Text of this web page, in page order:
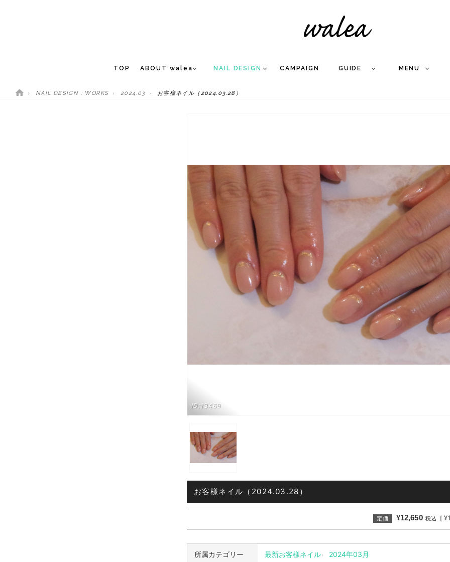
TOP ABOUT walea NAIL DESIGN CAMPAIGN GUIDE MENU
NAIL DESIGN : WORKS 2024.03 お客様ネイル（2024.03.28）
ID:13469
お客様ネイル（2024.03.28）
定価 ¥12,650 税込 [
所属カテゴリー 最新お客様ネイル 2024年03月